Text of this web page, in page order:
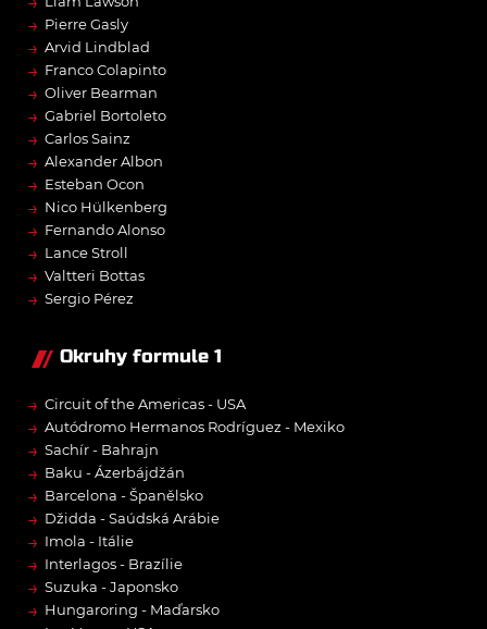
→ Pierre Gasly
→ Arvid Lindblad
→ Franco Colapinto
→ Oliver Bearman
→ Gabriel Bortoleto
→ Carlos Sainz
→ Alexander Albon
→ Esteban Ocon
→ Nico Hülkenberg
→ Fernando Alonso
→ Lance Stroll
→ Valtteri Bottas
→ Sergio Pérez
Okruhy formule 1
→ Circuit of the Americas - USA
→ Autódromo Hermanos Rodríguez - Mexiko
→ Sachír - Bahrajn
→ Baku - Ázerbájdžán
→ Barcelona - Španělsko
→ Džidda - Saúdská Arábie
→ Imola - Itálie
→ Interlagos - Brazílie
→ Suzuka - Japonsko
→ Hungaroring - Maďarsko